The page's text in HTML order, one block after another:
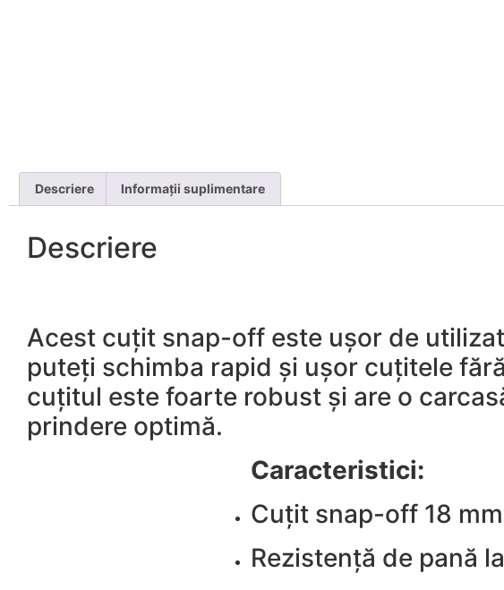
Descriere Informații suplimentare
Descriere
Acest cuțit snap-off este ușor de
puteți schimba rapid și ușor cuțitele
cuțitul este foarte robust și are o
prindere optimă.
Caracteristici:
Cuțit snap-off 18 mm
Rezistență de pană